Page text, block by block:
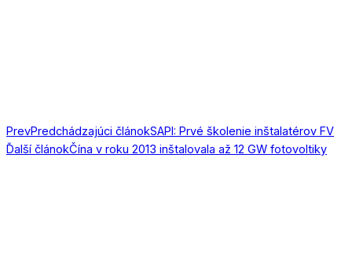
PrevPredchádzajúci článokSAPI: Prvé školenie inštalatérov FV
Ďalší článokČína v roku 2013 inštalovala až 12 GW fotovoltiky